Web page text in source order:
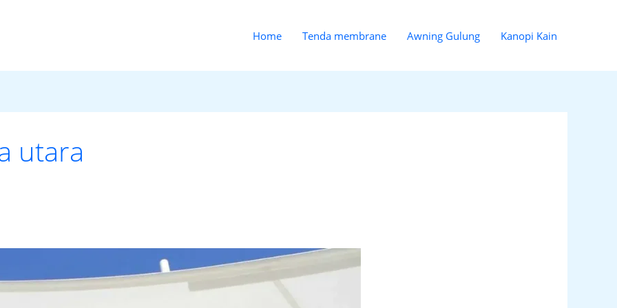
Home Tenda membrane Awning Gulung Kanopi Kain
utara